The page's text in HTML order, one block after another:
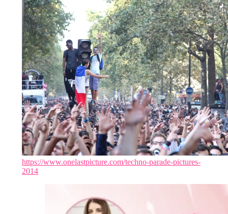
https://www.onelastpicture.com/techno-parade-pictures-
2014